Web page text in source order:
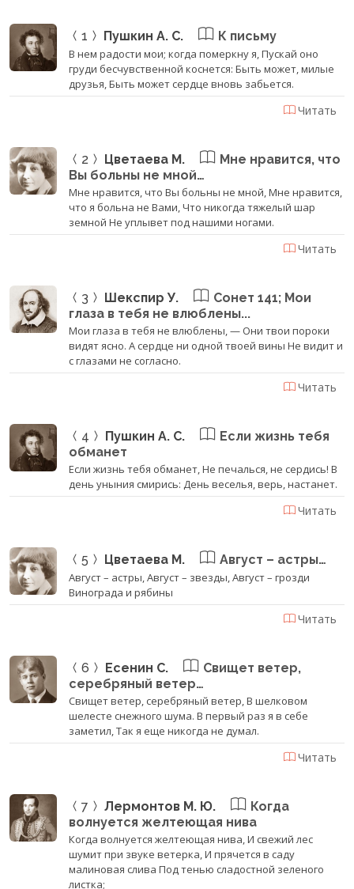
1 Пушкин А. С. К письму
В нем радости мои; когда померкну я, Пускай оно
груди бесчувственной коснется: Быть может, милые
друзья, Быть может сердце вновь забьется.
Читать
2 Цветаева М.
Мне нравится, что
Вы больны не мной…
Мне нравится, что Вы больны не мной, Мне нравится,
что я больна не Вами, Что никогда тяжелый шар
земной Не уплывет под нашими ногами.
Читать
3 Шекспир У.
Сонет 141; Мои
глаза в тебя не влюблены...
Мои глаза в тебя не влюблены, — Они твои пороки
видят ясно. А сердце ни одной твоей вины Не видит и
с глазами не согласно.
Читать
4 Пушкин А. С.
Если жизнь тебя
обманет
Если жизнь тебя обманет, Не печалься, не сердись! В
день уныния смирись: День веселья, верь, настанет.
Читать
5 Цветаева М. Август – астры…
Август – астры, Август – звезды, Август – грозди
Винограда и рябины
Читать
6 Есенин С.
Свищет ветер,
серебряный ветер…
Свищет ветер, серебряный ветер, В шелковом
шелесте снежного шума. В первый раз я в себе
заметил, Так я еще никогда не думал.
Читать
7 Лермонтов М. Ю.
Когда
волнуется желтеющая нива
Когда волнуется желтеющая нива, И свежий лес
шумит при звуке ветерка, И прячется в саду
малиновая слива Под тенью сладостной зеленого
листка;